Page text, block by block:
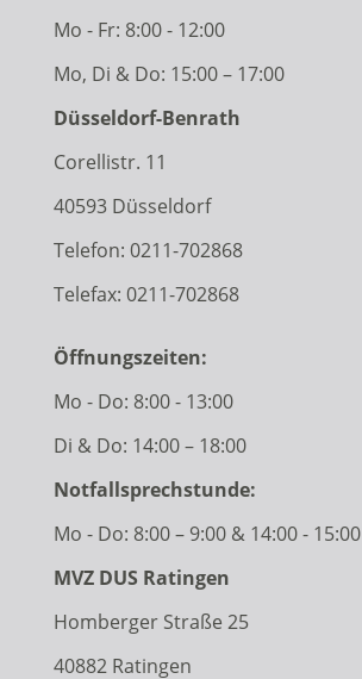
Mo - Fr: 8:00 - 12:00
Mo, Di & Do: 15:00 – 17:00
Düsseldorf-Benrath
Corellistr. 11
40593 Düsseldorf
Telefon: 0211-702868
Telefax: 0211-702868
Öffnungszeiten:
Mo - Do: 8:00 - 13:00
Di & Do: 14:00 – 18:00
Notfallsprechstunde:
Mo - Do: 8:00 – 9:00 & 14:00 - 15:00
MVZ DUS Ratingen
Homberger Straße 25
40882 Ratingen